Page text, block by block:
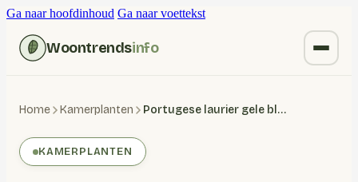
Ga naar hoofdinhoud Ga naar voettekst
Woontrendsinfo
Kruiden vervangen
Wonen
Home Kamerplanten Portugese laurier gele bladeren: wat zijn de oorzaken en hoe los je het op?
KAMERPLANTEN